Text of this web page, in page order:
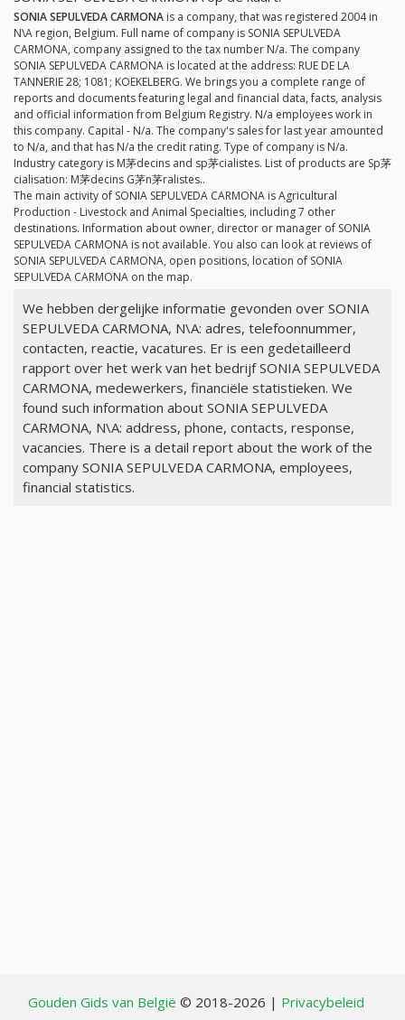
SONIA SEPULVEDA CARMONA is a company, that was registered 2004 in
N\A region, Belgium. Full name of company is SONIA SEPULVEDA
CARMONA, company assigned to the tax number N/a. The company
SONIA SEPULVEDA CARMONA is located at the address: RUE DE LA
TANNERIE 28; 1081; KOEKELBERG. We brings you a complete range of
reports and documents featuring legal and financial data, facts, analysis
and official information from Belgium Registry. N/a employees work in
this company. Capital - N/a. The company's sales for last year amounted
to N/a, and that has N/a the credit rating. Type of company is N/a.
Industry category is M茅decins and sp茅cialistes. List of products are Sp茅
cialisation: M茅decins G茅n茅ralistes..
The main activity of SONIA SEPULVEDA CARMONA is Agricultural
Production - Livestock and Animal Specialties, including 7 other
destinations. Information about owner, director or manager of SONIA
SEPULVEDA CARMONA is not available. You also can look at reviews of
SONIA SEPULVEDA CARMONA, open positions, location of SONIA
SEPULVEDA CARMONA on the map.
We hebben dergelijke informatie gevonden over SONIA
SEPULVEDA CARMONA, N\A: adres, telefoonnummer,
contacten, reactie, vacatures. Er is een gedetailleerd
rapport over het werk van het bedrijf SONIA SEPULVEDA
CARMONA, medewerkers, financiële statistieken. We
found such information about SONIA SEPULVEDA
CARMONA, N\A: address, phone, contacts, response,
vacancies. There is a detail report about the work of the
company SONIA SEPULVEDA CARMONA, employees,
financial statistics.
Gouden Gids van België © 2018-2026 | Privacybeleid